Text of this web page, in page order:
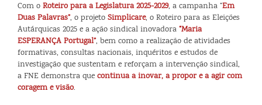
Com o Roteiro para a Legislatura 2025-2029, a campanha “Em
Duas Palavras”, o projeto Simplicare, o Roteiro para as Eleições
Autárquicas 2025 e a ação sindical inovadora “Maria
ESPERANÇA Portugal”, bem como a realização de atividades
formativas, consultas nacionais, inquéritos e estudos de
investigação que sustentam e reforçam a intervenção sindical,
a FNE demonstra que continua a inovar, a propor e a agir com
coragem e visão.